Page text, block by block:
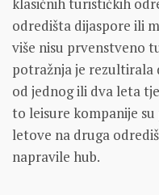
odredišta dijaspore ili
više nisu prvenstveno
potražnja je rezultirala
od jednog ili dva leta
to leisure kompanije
letove na druga
napravile hub.